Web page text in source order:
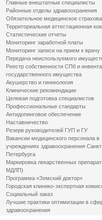
Главные внештатные специалисты
Районные отделы здравоохранения
Обязательное медицинское
Территориальная аттестационная
Статистические отчеты
Мониторинг заработной платы
Мониторинг записи на прием к врачу
Передача неиспользуемого
Реестр собственности СПб и
государственного имущества
Акушерство и гинекология
Клинические рекомендации
Целевая подготовка специалистов
Профессиональные стандарты
Антидопинговое обеспечение
Наставничество
Резерв руководителей ГУП и ГУ
Вакансии медицинского персонала в
учреждениях здравоохранения
Петербурга
Маркировка лекарственных
МДЛП)
Программа «Земский доктор»
Городская клинико-экспертная
Социальный заказ
Лучшие практики оптимизации в
здравоохранения